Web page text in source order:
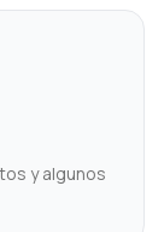
y algunos